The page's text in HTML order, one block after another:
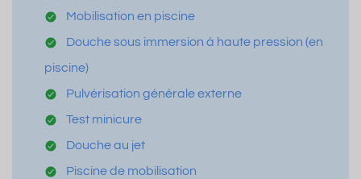
Mobilisation en piscine
Douche sous immersion à haute pression (en
piscine)
Pulvérisation générale externe
Test minicure
Douche au jet
Piscine de mobilisation